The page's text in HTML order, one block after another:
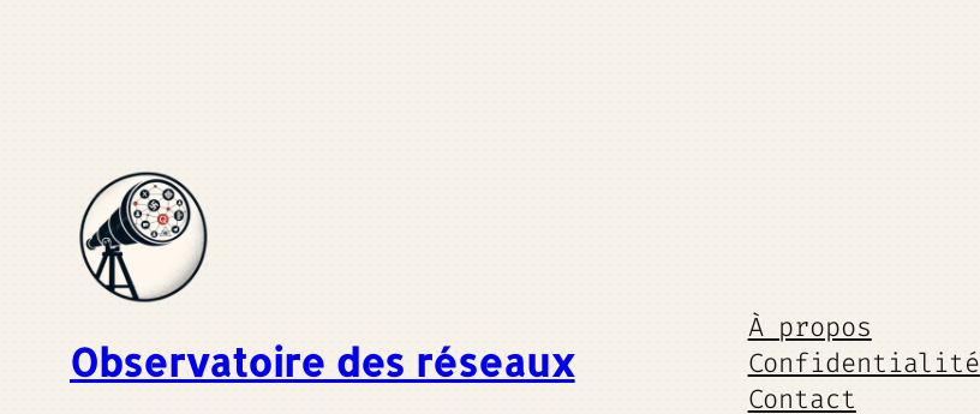
Observatoire des réseaux
À propos
Confidentialité
Contact